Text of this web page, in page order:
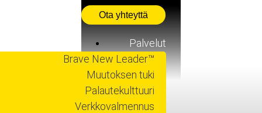
Palvelut
Brave New Leader™
Muutoksen tuki
Palautekulttuuri
Verkkovalmennus
Johtajuus ja
kulttuuri
Asiakkaat
Blog
Ota yhteyttä